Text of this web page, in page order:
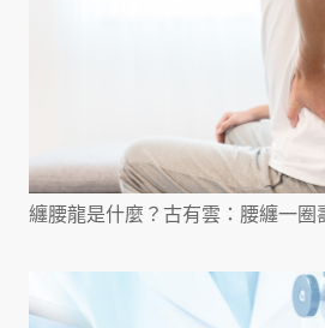
纏腰龍是什麼？古有雲：腰纏一圈